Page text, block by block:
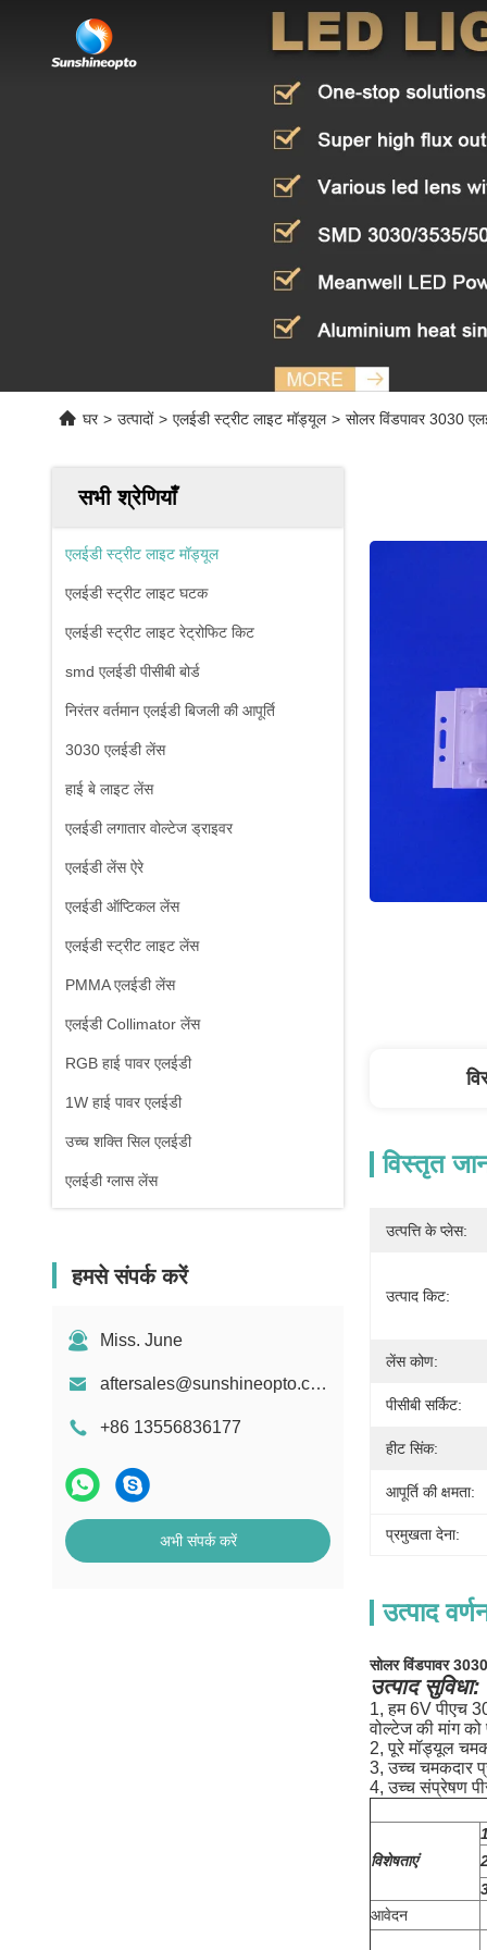
घर > उत्पादों > एलईडी स्ट्रीट लाइट मॉड्यूल > सोलर विंडपावर 3030
सभी श्रेणियाँ
एलईडी स्ट्रीट लाइट मॉड्यूल
एलईडी स्ट्रीट लाइट घटक
एलईडी स्ट्रीट लाइट रेट्रोफिट किट
smd एलईडी पीसीबी बोर्ड
निरंतर वर्तमान एलईडी बिजली की आपूर्ति
3030 एलईडी लेंस
हाई बे लाइट लेंस
एलईडी लगातार वोल्टेज ड्राइवर
एलईडी लेंस ऐरे
एलईडी ऑप्टिकल लेंस
एलईडी स्ट्रीट लाइट लेंस
PMMA एलईडी लेंस
एलईडी Collimator लेंस
RGB हाई पावर एलईडी
1W हाई पावर एलईडी
उच्च शक्ति सिल एलईडी
एलईडी ग्लास लेंस
हमसे संपर्क करें
Miss. June
aftersales@sunshineopto.com
+86 13556836177
अभी संपर्क करें
विस्तृत
उत्पत्ति के प्लेस:
उत्पाद किट:
लेंस कोण:
पीसीबी सर्किट:
हीट सिंक:
आपूर्ति की क्षमता:
प्रमुखता देना:
उत्पाद
सोलर विंडपावर
उत्पाद सुविधा:
1, हम 6V पीएच
वोल्टेज की मांग
2, पूरे मॉड्यूल
3, उच्च चमकदार
4, उच्च संप्रेषण
विशेषताएं
आवेदन